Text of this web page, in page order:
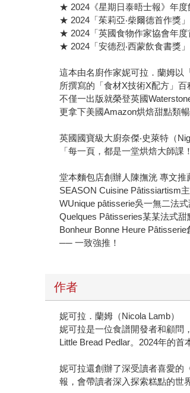
★ 2024《星期日泰晤士報》年度
★ 2024「茱莉亞‧柴爾德首作獎
★ 2024「英國食物作家協會年度
★ 2024「安德烈‧西蒙飲食書獎
這本由名廚作家妮可拉．蘭姆以
所撰寫的「食材X技術X配方」百
不僅一出版就榮登英國
更拿下美國Amazon烘焙甜點類暢
英國國寶級大廚奈傑‧史萊特（
「每一頁，都是一堂烘焙大師課
堂本麵包店創辦人陳撫洸 專文推
SEASON Cuisine Pâtissiartism
WUnique pâtisserie吳一無二法
Quelques Pâtisseries某某法式
Bonheur Bonne Heure Pâtisserie
── 一致強推！
作者
妮可拉．蘭姆（Nicola Lamb）
妮可拉是一位食譜開發者和顧問
Little Bread Pedlar。2024年的
妮可拉還創辦了深受讀者喜愛的
報，會帶讀者深入探索糕點的世